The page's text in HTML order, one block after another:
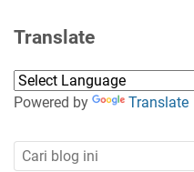
Translate
Powered by Translate